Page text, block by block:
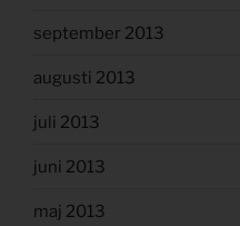
september 2013
augusti 2013
juli 2013
juni 2013
maj 2013